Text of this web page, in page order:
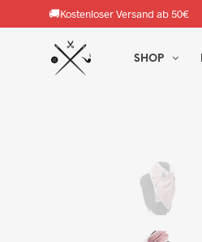
🚚Kostenloser Versand ab 50€
SHOP